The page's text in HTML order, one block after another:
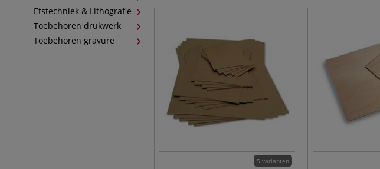
Etstechniek & Lithografie
Toebehoren drukwerk
Toebehoren gravure
5 varianten